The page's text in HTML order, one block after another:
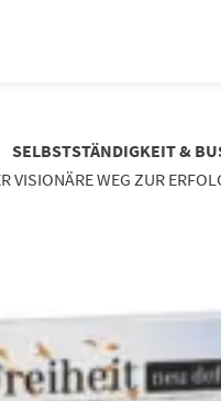
SELBSTSTÄNDIGKEIT &
VISIONÄRE WEG ZUR